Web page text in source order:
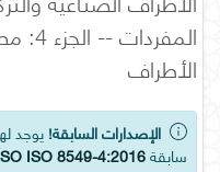
الأطراف
الإصدارات السابقة!يوجد
سابقةISO 8549-4:2016